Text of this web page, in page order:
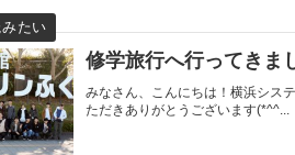
修学旅行へ行ってきま
みなさん、こんにちは！横浜シス
ただきありがとうございます(*^^...